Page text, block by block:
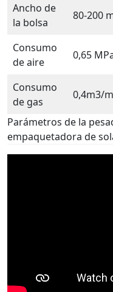
Ancho de
la bolsa
80-200
Consumo
de aire
0,65
Consumo
de gas
0,4m3/
Parámetros de la
empaquetadora de